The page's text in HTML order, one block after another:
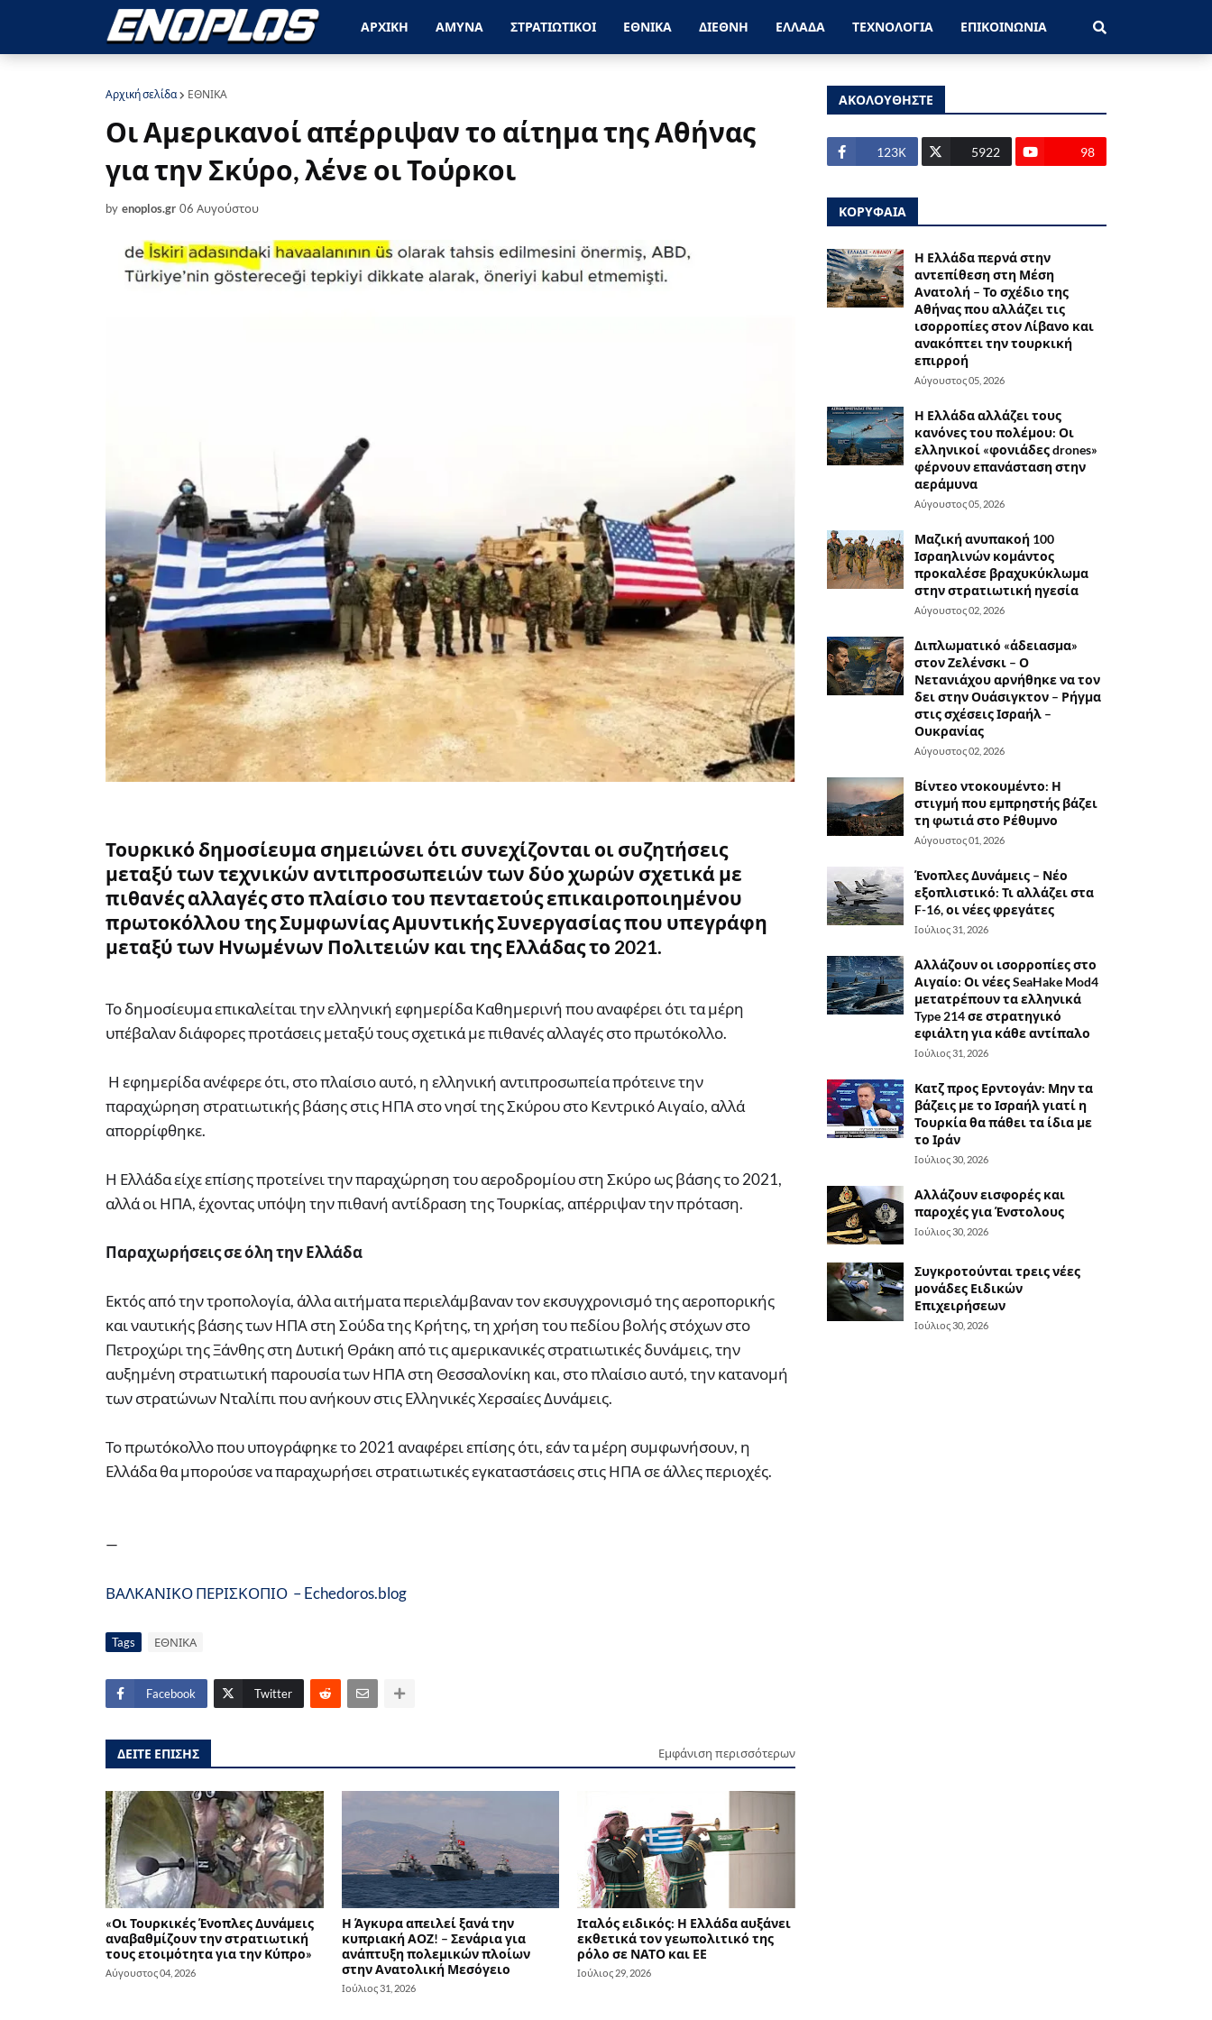
ΑΡΧΙΚΗ ΑΜΥΝΑ ΣΤΡΑΤΙΩΤΙΚΟΙ ΕΘΝΙΚΑ ΔΙΕΘΝΗ ΕΛΛΑΔΑ ΤΕΧΝΟΛΟΓΙΑ ΕΠΙΚΟΙΝΩΝΙΑ
Αρχική σελίδα ΕΘΝΙΚΑ
Οι Αμερικανοί απέρριψαν το αίτημα της Αθήνας
για την Σκύρο, λένε οι Τούρκοι
by enoplos.gr 06 Αυγούστου
Τουρκικό δημοσίευμα σημειώνει ότι συνεχίζονται οι συζητήσεις
μεταξύ των τεχνικών αντιπροσωπειών των δύο χωρών σχετικά με
πιθανές αλλαγές στο πλαίσιο του πενταετούς επικαιροποιημένου
πρωτοκόλλου της Συμφωνίας Αμυντικής Συνεργασίας που υπεγράφη
μεταξύ των Ηνωμένων Πολιτειών και της Ελλάδας το 2021.
Το δημοσίευμα επικαλείται την ελληνική εφημερίδα Καθημερινή που αναφέρει ότι τα μέρη
υπέβαλαν διάφορες προτάσεις μεταξύ τους σχετικά με πιθανές αλλαγές στο πρωτόκολλο.
Η εφημερίδα ανέφερε ότι, στο πλαίσιο αυτό, η ελληνική αντιπροσωπεία πρότεινε την
παραχώρηση στρατιωτικής βάσης στις ΗΠΑ στο νησί της Σκύρου στο Κεντρικό Αιγαίο, αλλά
απορρίφθηκε.
Η Ελλάδα είχε επίσης προτείνει την παραχώρηση του αεροδρομίου στη Σκύρο ως βάσης το 2021,
αλλά οι ΗΠΑ, έχοντας υπόψη την πιθανή αντίδραση της Τουρκίας, απέρριψαν την πρόταση.
Παραχωρήσεις σε όλη την Ελλάδα
Εκτός από την τροπολογία, άλλα αιτήματα περιελάμβαναν τον εκσυγχρονισμό της αεροπορικής
και ναυτικής βάσης των ΗΠΑ στη Σούδα της Κρήτης, τη χρήση του πεδίου βολής στόχων στο
Πετροχώρι της Ξάνθης στη Δυτική Θράκη από τις αμερικανικές στρατιωτικές δυνάμεις, την
αυξημένη στρατιωτική παρουσία των ΗΠΑ στη Θεσσαλονίκη και, στο πλαίσιο αυτό, την κατανομή
των στρατώνων Νταλίπι που ανήκουν στις Ελληνικές Χερσαίες Δυνάμεις.
Το πρωτόκολλο που υπογράφηκε το 2021 αναφέρει επίσης ότι, εάν τα μέρη συμφωνήσουν, η
Ελλάδα θα μπορούσε να παραχωρήσει στρατιωτικές εγκαταστάσεις στις ΗΠΑ σε άλλες περιοχές.
—
ΒΑΛΚΑΝΙΚΟ ΠΕΡΙΣΚΟΠΙΟ – Echedoros.blog
Tags ΕΘΝΙΚΑ
Facebook Twitter
ΔΕΙΤΕ ΕΠΙΣΗΣ Εμφάνιση περισσότερων
«Οι Τουρκικές Ένοπλες Δυνάμεις
αναβαθμίζουν την στρατιωτική
τους ετοιμότητα για την Κύπρο»
Αύγουστος 04, 2026
Η Άγκυρα απειλεί ξανά την
κυπριακή ΑΟΖ! – Σενάρια για
ανάπτυξη πολεμικών πλοίων
στην Ανατολική Μεσόγειο
Ιούλιος 31, 2026
Ιταλός ειδικός: Η Ελλάδα αυξάνει
εκθετικά τον γεωπολιτικό της
ρόλο σε ΝΑΤΟ και ΕΕ
Ιούλιος 29, 2026
ΑΚΟΛΟΥΘΗΣΤΕ
123Κ 5922 98
ΚΟΡΥΦΑΙΑ
Η Ελλάδα περνά στην
αντεπίθεση στη Μέση
Ανατολή – Το σχέδιο της
Αθήνας που αλλάζει τις
ισορροπίες στον Λίβανο και
ανακόπτει την τουρκική
επιρροή
Αύγουστος 05, 2026
Η Ελλάδα αλλάζει τους
κανόνες του πολέμου: Οι
ελληνικοί «φονιάδες drones»
φέρνουν επανάσταση στην
αεράμυνα
Αύγουστος 05, 2026
Μαζική ανυπακοή 100
Ισραηλινών κομάντος
προκαλέσε βραχυκύκλωμα
στην στρατιωτική ηγεσία
Αύγουστος 02, 2026
Διπλωματικό «άδειασμα»
στον Ζελένσκι – Ο
Νετανιάχου αρνήθηκε να τον
δει στην Ουάσιγκτον – Ρήγμα
στις σχέσεις Ισραήλ –
Ουκρανίας
Αύγουστος 02, 2026
Βίντεο ντοκουμέντο: Η
στιγμή που εμπρηστής βάζει
τη φωτιά στο Ρέθυμνο
Αύγουστος 01, 2026
Ένοπλες Δυνάμεις – Νέο
εξοπλιστικό: Τι αλλάζει στα
F-16, οι νέες φρεγάτες
Ιούλιος 31, 2026
Αλλάζουν οι ισορροπίες στο
Αιγαίο: Οι νέες SeaHake Mod4
μετατρέπουν τα ελληνικά
Type 214 σε στρατηγικό
εφιάλτη για κάθε αντίπαλο
Ιούλιος 31, 2026
Κατζ προς Ερντογάν: Μην τα
βάζεις με το Ισραήλ γιατί η
Τουρκία θα πάθει τα ίδια με
το Ιράν
Ιούλιος 30, 2026
Αλλάζουν εισφορές και
παροχές για Ένστολους
Ιούλιος 30, 2026
Συγκροτούνται τρεις νέες
μονάδες Ειδικών
Επιχειρήσεων
Ιούλιος 30, 2026